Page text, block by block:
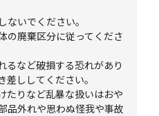
いでください。
の廃棄区分に従ってくださ
など破損する恐れがあり
ししてください。
たりなど乱暴な扱いはおや
品外れや思わぬ怪我や事故